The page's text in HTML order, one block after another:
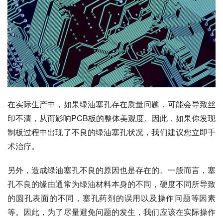
在实际生产中，如果绿油塞孔存在质量问题，可能会导致丝
印不清，从而影响PCB板的整体美观度。因此，如果你发现
制板过程中出现了不良的绿油塞孔状况，我们建议您立即手
术治疗。
另外，造成绿油塞孔不良的原因也是存在的。一般而言，塞
孔不良的缘由通常为绿油材料本身的不同，硬度不同所导致
的圆孔表面的不同，塞孔药剂的误用以及操作问题等因素
等。因此，为了尽量避免问题的发生，我们应该在实际操作